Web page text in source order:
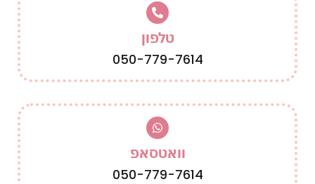
טלפון
050-779-7614
וואטסאפ
050-779-7614